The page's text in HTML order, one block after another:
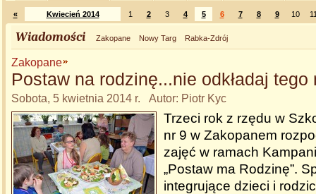
« Kwiecień 2014 1 2 3 4 5 6 7 8 9 10
Wiadomości Zakopane Nowy Targ Rabka-Zdrój
Zakopane
Postaw na rodzinę...nie odkładaj tego
Sobota, 5 kwietnia 2014 r. Autor: Piotr Kyc
Trzeci rok z rzędu w
nr 9 w Zakopanem
zajęć w ramach
„Postaw ma Rodzinę”.
integrujące dzieci i